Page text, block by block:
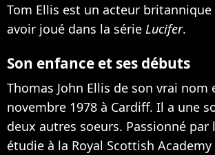
Tom Ellis est un acteur
avoir joué dans la série Lucifer.
Son enfance et ses débuts
Thomas John Ellis de son vrai nom
novembre 1978 à Cardiff. Il a une
deux autres soeurs. Passionné par
étudie à la Royal Scottish